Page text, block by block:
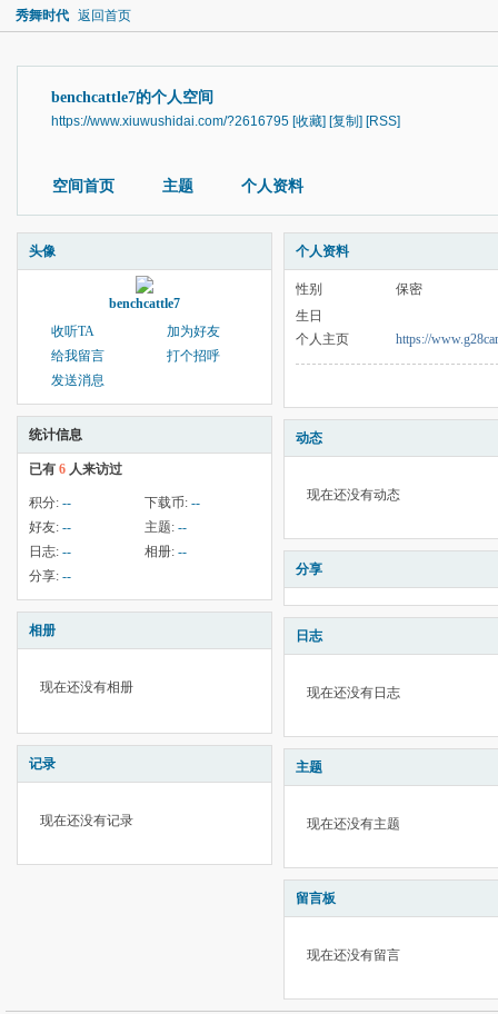
秀舞时代 返回首页
benchcattle7的个人空间
https://www.xiuwushidai.com/?2616795 [收藏] [复制] [RSS]
空间首页 主题 个人资料
头像
benchcattle7
收听TA
加为好友
给我留言
打个招呼
发送消息
统计信息
已有 6 人来访过
积分: -- 下载币: --
好友: -- 主题: --
日志: -- 相册: --
分享: --
相册
现在还没有相册
记录
现在还没有记录
个人资料
性别
保密
生日
个人主页
https://
动态
现在还没有动态
分享
日志
现在还没有日志
主题
现在还没有主题
留言板
现在还没有留言